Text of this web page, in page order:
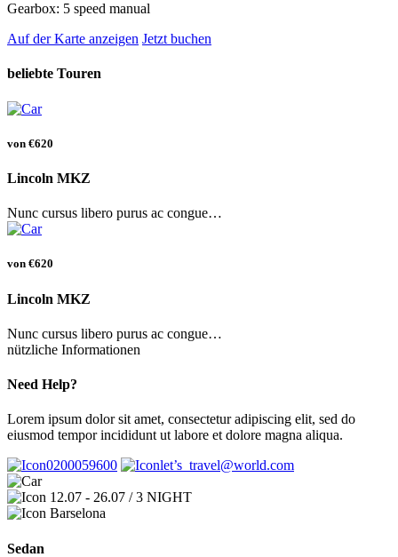
Gearbox: 5 speed manual
Auf der Karte anzeigen Jetzt buchen
beliebte Touren
von €620
Lincoln MKZ
Nunc cursus libero purus ac congue…
von €620
Lincoln MKZ
Nunc cursus libero purus ac congue…
nützliche Informationen
Need Help?
Lorem ipsum dolor sit amet, consectetur adipiscing elit, sed do
eiusmod tempor incididunt ut labore et dolore magna aliqua.
0200059600
let’s_travel@world.com
12.07 - 26.07 / 3 NIGHT
Barselona
Sedan